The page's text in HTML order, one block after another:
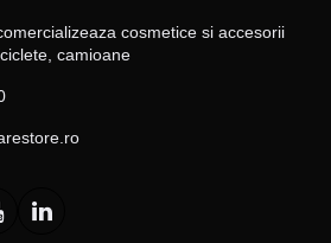
cosmetice si accesorii
camioane